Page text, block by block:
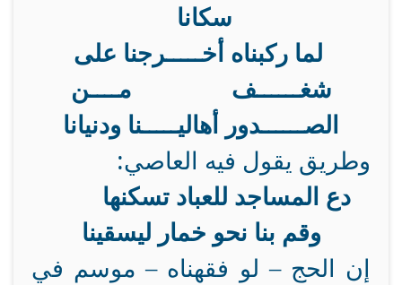
سكانا
لما ركبناه أخـــــرجنا على
شغــــــف مــــن
الصــــــدور أهاليـــــنا ودنيانا
وطريق يقول فيه العاصي:
دع المساجد للعباد تسكنها
وقم بنا نحو خمار ليسقينا
إن الحج – لو فقهناه – موسم في